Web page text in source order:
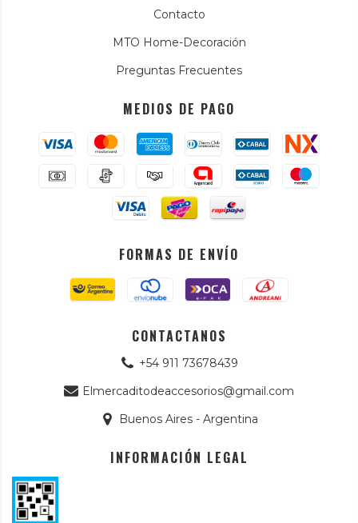
Contacto
MTO Home-Decoración
Preguntas Frecuentes
MEDIOS DE PAGO
FORMAS DE ENVÍO
CONTACTANOS
+54 911 73678439
Elmercaditodeaccesorios@gmail.com
Buenos Aires - Argentina
INFORMACIÓN LEGAL